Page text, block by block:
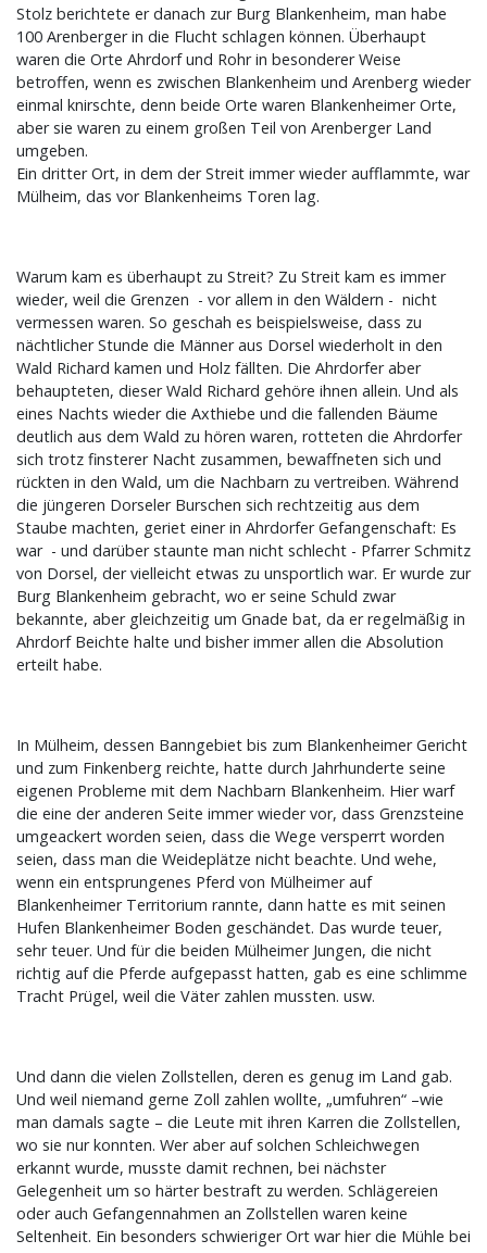
Stolz berichtete er danach zur Burg Blankenheim, man habe
100 Arenberger in die Flucht schlagen können. Überhaupt
waren die Orte Ahrdorf und Rohr in besonderer Weise
betroffen, wenn es zwischen Blankenheim und Arenberg wieder
einmal knirschte, denn beide Orte waren Blankenheimer Orte,
aber sie waren zu einem großen Teil von Arenberger Land
umgeben.
Ein dritter Ort, in dem der Streit immer wieder aufflammte, war
Mülheim, das vor Blankenheims Toren lag.
Warum kam es überhaupt zu Streit? Zu Streit kam es immer
wieder, weil die Grenzen - vor allem in den Wäldern - nicht
vermessen waren. So geschah es beispielsweise, dass zu
nächtlicher Stunde die Männer aus Dorsel wiederholt in den
Wald Richard kamen und Holz fällten. Die Ahrdorfer aber
behaupteten, dieser Wald Richard gehöre ihnen allein. Und als
eines Nachts wieder die Axthiebe und die fallenden Bäume
deutlich aus dem Wald zu hören waren, rotteten die Ahrdorfer
sich trotz finsterer Nacht zusammen, bewaffneten sich und
rückten in den Wald, um die Nachbarn zu vertreiben. Während
die jüngeren Dorseler Burschen sich rechtzeitig aus dem
Staube machten, geriet einer in Ahrdorfer Gefangenschaft: Es
war - und darüber staunte man nicht schlecht - Pfarrer Schmitz
von Dorsel, der vielleicht etwas zu unsportlich war. Er wurde zur
Burg Blankenheim gebracht, wo er seine Schuld zwar
bekannte, aber gleichzeitig um Gnade bat, da er regelmäßig in
Ahrdorf Beichte halte und bisher immer allen die Absolution
erteilt habe.
In Mülheim, dessen Banngebiet bis zum Blankenheimer Gericht
und zum Finkenberg reichte, hatte durch Jahrhunderte seine
eigenen Probleme mit dem Nachbarn Blankenheim. Hier warf
die eine der anderen Seite immer wieder vor, dass Grenzsteine
umgeackert worden seien, dass die Wege versperrt worden
seien, dass man die Weideplätze nicht beachte. Und wehe,
wenn ein entsprungenes Pferd von Mülheimer auf
Blankenheimer Territorium rannte, dann hatte es mit seinen
Hufen Blankenheimer Boden geschändet. Das wurde teuer,
sehr teuer. Und für die beiden Mülheimer Jungen, die nicht
richtig auf die Pferde aufgepasst hatten, gab es eine schlimme
Tracht Prügel, weil die Väter zahlen mussten. usw.
Und dann die vielen Zollstellen, deren es genug im Land gab.
Und weil niemand gerne Zoll zahlen wollte, „umfuhren“ –wie
man damals sagte – die Leute mit ihren Karren die Zollstellen,
wo sie nur konnten. Wer aber auf solchen Schleichwegen
erkannt wurde, musste damit rechnen, bei nächster
Gelegenheit um so härter bestraft zu werden. Schlägereien
oder auch Gefangennahmen an Zollstellen waren keine
Seltenheit. Ein besonders schwieriger Ort war hier die Mühle bei